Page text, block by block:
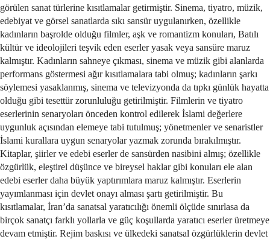
görülen sanat türlerine kısıtlamalar getirmiştir. Sinema, tiyatro, müzik,
edebiyat ve görsel sanatlarda sıkı sansür uygulanırken, özellikle
kadınların başrolde olduğu filmler, aşk ve romantizm konuları, Batılı
kültür ve ideolojileri teşvik eden eserler yasak veya sansüre maruz
kalmıştır. Kadınların sahneye çıkması, sinema ve müzik gibi alanlarda
performans göstermesi ağır kısıtlamalara tabi olmuş; kadınların şarkı
söylemesi yasaklanmış, sinema ve televizyonda da tıpkı günlük hayatta
olduğu gibi tesettür zorunluluğu getirilmiştir. Filmlerin ve tiyatro
eserlerinin senaryoları önceden kontrol edilerek İslami değerlere
uygunluk açısından elemeye tabi tutulmuş; yönetmenler ve senaristler
İslami kurallara uygun senaryolar yazmak zorunda bırakılmıştır.
Kitaplar, şiirler ve edebi eserler de sansürden nasibini almış; özellikle
özgürlük, eleştirel düşünce ve bireysel haklar gibi konuları ele alan
edebi eserler daha büyük yaptırımlara maruz kalmıştır. Eserlerin
yayımlanması için devlet onayı alması şartı getirilmiştir. Bu
kısıtlamalar, İran’da sanatsal yaratıcılığı önemli ölçüde sınırlasa da
birçok sanatçı farklı yollarla ve güç koşullarda yaratıcı eserler üretmeye
devam etmiştir. Rejim baskısı ve ülkedeki sanatsal özgürlüklerin devlet